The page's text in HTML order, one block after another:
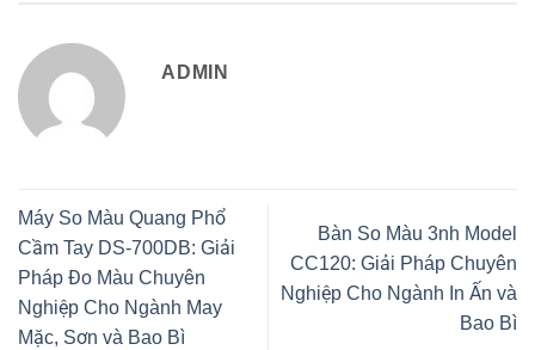
ADMIN
Máy So Màu Quang Phổ
Cầm Tay DS-700DB: Giải
Pháp Đo Màu Chuyên
Nghiệp Cho Ngành May
Mặc, Sơn và Bao Bì
Bàn So Màu 3nh Model
CC120: Giải Pháp Chuyên
Nghiệp Cho Ngành In Ấn và
Bao Bì